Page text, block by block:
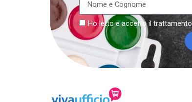
Ho letto e accetto iltrattamento